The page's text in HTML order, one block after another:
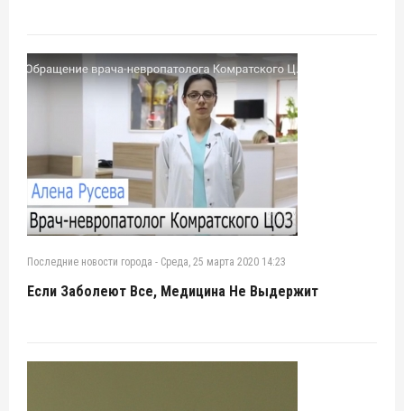
Последние новости города - Среда, 25 марта 2020 14:23
Если Заболеют Все, Медицина Не Выдержит